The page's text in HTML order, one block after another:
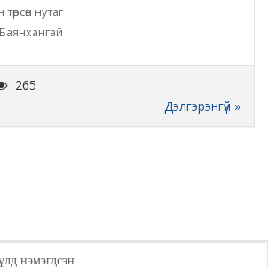
нутаг
265
Дэлгэрэнгүй »
нэмэгдсэн